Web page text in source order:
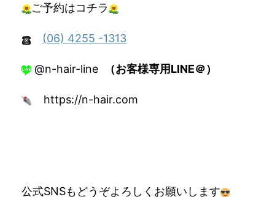
ご予約はコチラ
(06) 4255 -1313
@n-hair-line （お客様専用LINE＠）
https://n-hair.com
公式SNSもどうぞよろしくお願いします